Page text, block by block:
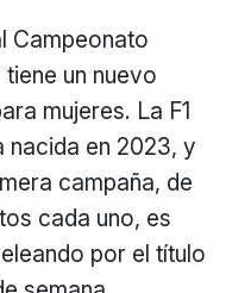
Campeonato
tiene un nuevo
mujeres. La F1
en 2023, y
campaña, de
cada uno, es
por el título